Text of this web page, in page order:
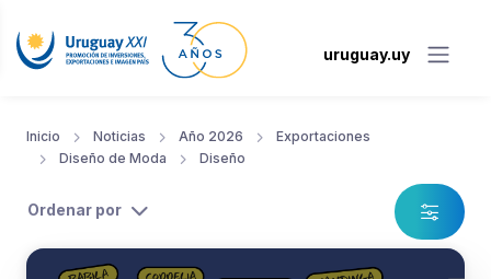
uruguay.uy
Inicio Noticias Año 2026
Exportaciones
Diseño de Moda
Diseño
Ordenar por